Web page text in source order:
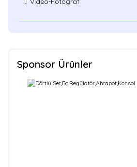
Sponsor Ürünler